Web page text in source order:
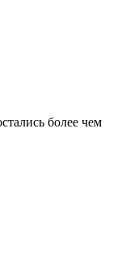
более чем